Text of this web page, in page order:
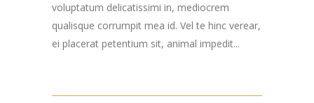
voluptatum delicatissimi in, mediocrem
qualisque corrumpit mea id. Vel te hinc verear,
ei placerat petentium sit, animal impedit...